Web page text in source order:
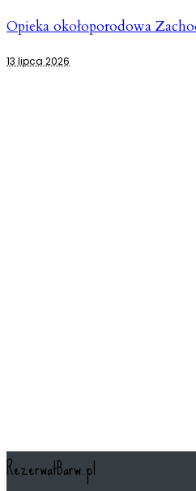
Opieka okołoporodowa
13 lipca 2026
RezerwatBarw.pl